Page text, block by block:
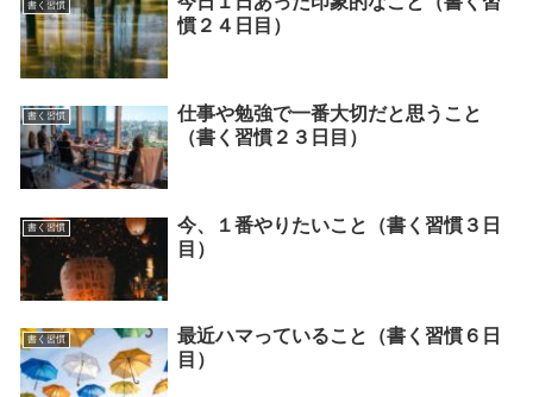
書く習慣
慣２４日目）
書く習慣
仕事や勉強で一番大切だと思うこと
（書く習慣２３日目）
書く習慣
今、１番やりたいこと（書く習慣３日
目）
書く習慣
最近ハマっていること（書く習慣６日
目）